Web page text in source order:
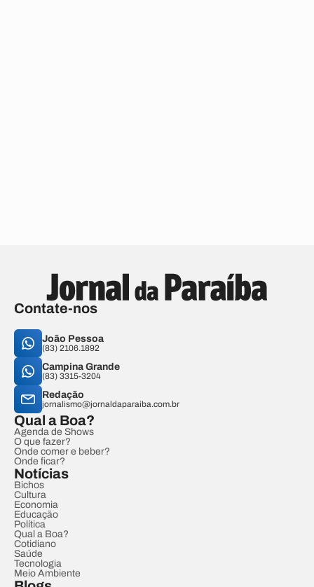
Contate-nos
João Pessoa
(83) 2106.1892
Campina Grande
(83) 3315-3204
Redação
jornalismo@jornaldaparaiba.com.br
Qual a Boa?
Agenda de Shows
O que fazer?
Onde comer e beber?
Onde ficar?
Notícias
Bichos
Cultura
Economia
Educação
Política
Qual a Boa?
Cotidiano
Saúde
Tecnologia
Meio Ambiente